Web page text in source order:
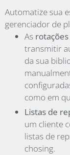
Automatize sua
gerenciador de
As
transmitir
da sua
como em
Listas de
um cliente
listas de
chosing.